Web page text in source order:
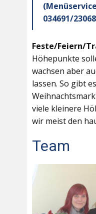
034691/
Feste/Feiern/
Höhepunkte
wachsen aber
lassen. So gibt
viele kleinere
wir meist den
Team